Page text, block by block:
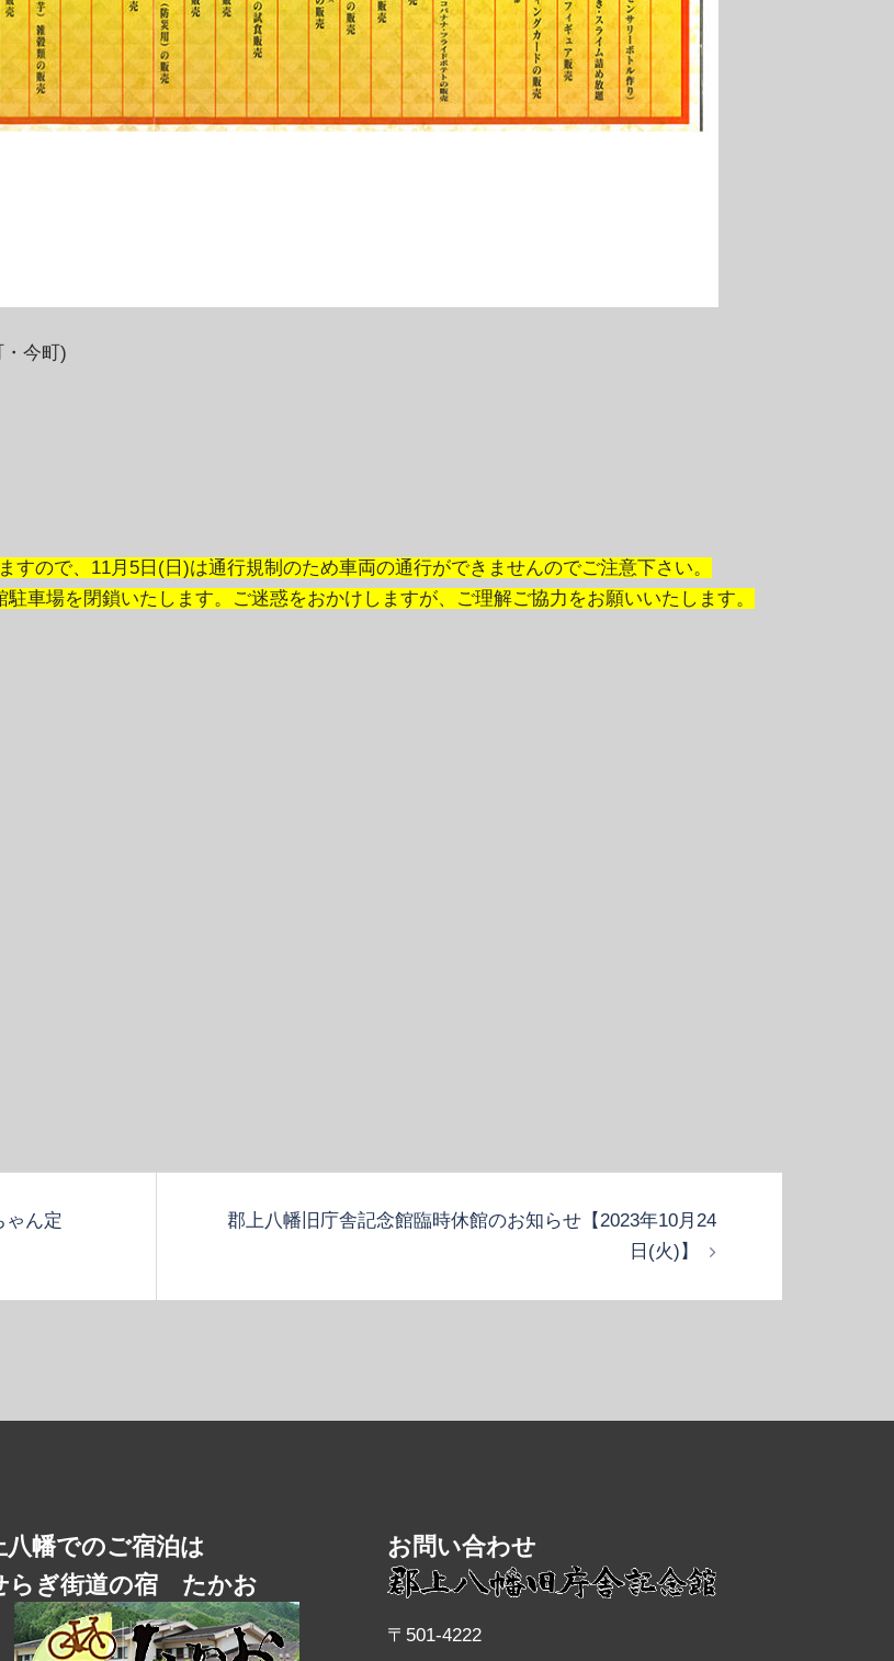
今町)
ので、11月5日(日)は通行規制のため車両の通行ができませんのでご注意下さい。
車場を閉鎖いたします。ご迷惑をおかけしますが、ご理解ご協力をお願いいたします。
ゃん定
郡上八幡旧庁舎記念館臨時休館のお知らせ【2023年10月24
日(火)】
八幡でのご宿泊は
らぎ街道の宿 たかお
お問い合わせ
〒501-4222